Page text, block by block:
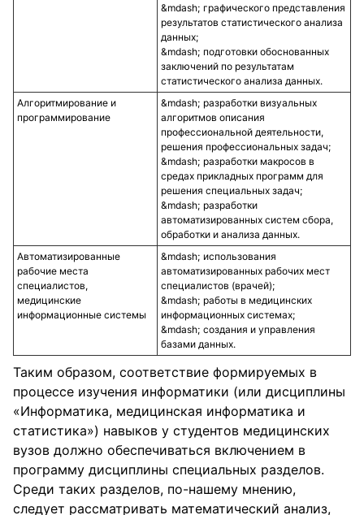
графического представления
результатов статистического анализа
данных;
подготовки обоснованных
заключений по результатам
статистического анализа данных.
Алгоритмирование и
программирование
разработки визуальных
алгоритмов описания
профессиональной деятельности,
решения профессиональных задач;
разработки макросов в
средах прикладных программ для
решения специальных задач;
разработки
автоматизированных систем сбора,
обработки и анализа данных.
Автоматизированные
рабочие места
специалистов,
медицинские
информационные системы
использования
автоматизированных рабочих мест
специалистов (врачей);
работы в медицинских
информационных системах;
создания и управления
базами данных.
Таким образом, соответствие формируемых в
процессе изучения информатики (или дисциплины
«Информатика, медицинская информатика и
статистика») навыков у студентов медицинских
вузов должно обеспечиваться включением в
программу дисциплины специальных разделов.
Среди таких разделов, по-нашему мнению,
следует рассматривать математический анализ,